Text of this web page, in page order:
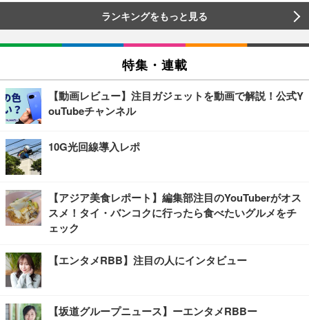
ランキングをもっと見る
特集・連載
【動画レビュー】注目ガジェットを動画で解説！公式Y
ouTubeチャンネル
10G光回線導入レポ
【アジア美食レポート】編集部注目のYouTuberがオス
スメ！タイ・バンコクに行ったら食べたいグルメをチ
ェック
【エンタメRBB】注目の人にインタビュー
【坂道グループニュース】ーエンタメRBBー